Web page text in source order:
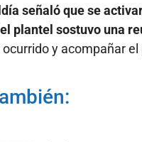
señaló que se
plantel sostuvo una
ocurrido y acompañar el